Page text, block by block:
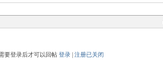
要登录后才可以回帖 登录 注册已关闭